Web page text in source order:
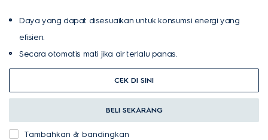
Daya yang dapat disesuaikan untuk konsumsi energi yang
efisien.
Secara otomatis mati jika air terlalu panas.
CEK DI SINI
BELI SEKARANG
Tambahkan & bandingkan